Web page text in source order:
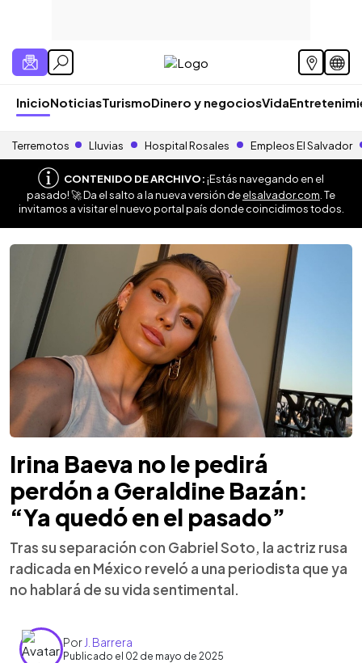
InicioNoticiasTurismoDinero y negociosVida
Terremotos Lluvias Hospital Rosales Empleos El Salvador
CONTENIDO DE ARCHIVO:¡Estás navegando en el
pasado! 🚀 Da el salto a la nueva versión deelsalvador.com . Te
invitamos a visitar el nuevo portal país donde coincidimos todos.
Irina Baeva no le pedirá
perdón a Geraldine Bazán:
“Ya quedó en el pasado”
Tras su separación con Gabriel Soto, la actriz rusa
radicada en México reveló a una periodista que ya
no hablará de su vida sentimental.
Por J. Barrera
Publicado el 02 de mayo de 2025